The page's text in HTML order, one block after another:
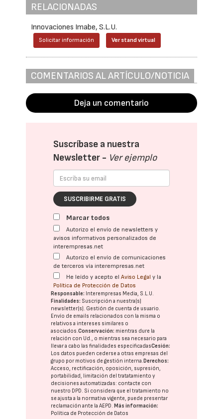
RELACIONADAS
Innovaciones Imabe, S.L.U.
Solicitar información Ver stand virtual
COMENTARIOS AL ARTÍCULO/NOTICIA
Deja un comentario
Suscríbase a nuestra
Newsletter - Ver ejemplo
SUSCRIBIRME GRATIS
Marcar todos
Autorizo el envío de newsletters y
avisos informativos personalizados de
interempresas.net
Autorizo el envío de comunicaciones
de terceros vía interempresas.net
He leído y acepto elAviso Legal y la
Política de Protección de Datos
Responsable: Interempresas Media, S.L.U.
Finalidades: Suscripción a nuestra(s)
newsletter(s). Gestión de cuenta de usuario.
Envío de emails relacionados con la misma o
relativos a intereses similares o
asociados.Conservación: mientras dure la
relación con Ud., o mientras sea necesario para
llevar a cabo las finalidades especificadasCesión:
Los datos pueden cederse a otras empresas del
grupo por motivos de gestión interna.Derechos:
Acceso, rectificación, oposición, supresión,
portabilidad, limitación del tratatamiento y
decisiones automatizadas: contacte con
nuestro DPD. Si considera que el tratamiento no
se ajusta a la normativa vigente, puede presentar
reclamación ante laAEPD.Más información:
Política de Protección de Datos